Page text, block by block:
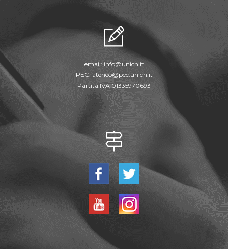
email: info@unich.it
PEC: ateneo@pec.unich.it
Partita IVA 01335970693